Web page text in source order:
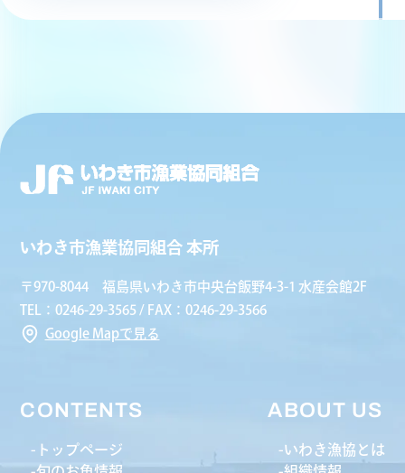
いわき市漁業協同組合 本所
〒970-8044 福島県いわき市中央台飯野4-3-1 水産会館2F
TEL：0246-29-3565 / FAX：0246-29-3566
Google Mapで見る
CONTENTS
トップページ
ABOUT US
いわき漁協とは